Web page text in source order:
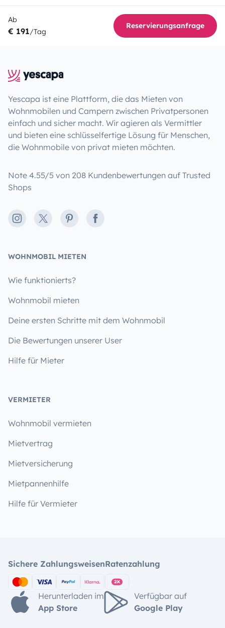
Ab
€ 191/Tag
Reservierungsanfrage
Yescapa ist eine Plattform, die das Mieten von
Wohnmobilen und Campern zwischen Privatpersonen
einfach und sicher macht. Wir agieren als Vermittler
und bieten eine schlüsselfertige Lösung für Menschen,
die Wohnmobile von privat mieten möchten.
Note 4.55/5 von 208 Kundenbewertungen auf Trusted
Shops
Instagram
X PinterestFacebook
WOHNMOBIL MIETEN
Wie funktionierts?
Wohnmobil mieten
Deine ersten Schritte mit dem Wohnmobil
Die Bewertungen unserer User
Hilfe für Mieter
VERMIETER
Wohnmobil vermieten
Mietvertrag
Mietversicherung
Mietpannenhilfe
Hilfe für Vermieter
Sichere ZahlungsweisenRatenzahlung
Herunterladen im
App Store
Verfügbar auf
Google Play